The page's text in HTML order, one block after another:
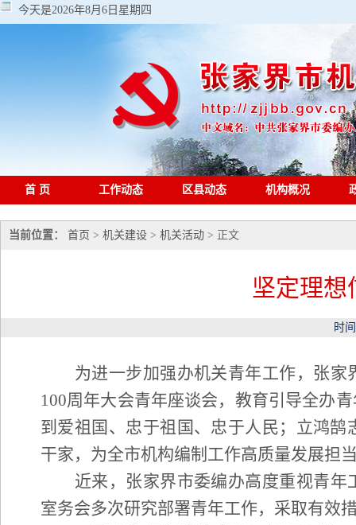
今天是2026年8月6日星期四
首 页 工作动态 区县动态 机构概况
当前位置： 首页 > 机关建设 > 机关活动 > 正文
坚定理想
时
为进一步加强办机关青年工作， 张家
100周年大会青年座谈会，教育引导全办
到爱祖国、忠于祖国、忠于人民；立鸿
干家， 为全市机构编制工作高质量发展担
近来，张家界市委编办高度重视青
室务会多次研究部署青年工作，采取有效